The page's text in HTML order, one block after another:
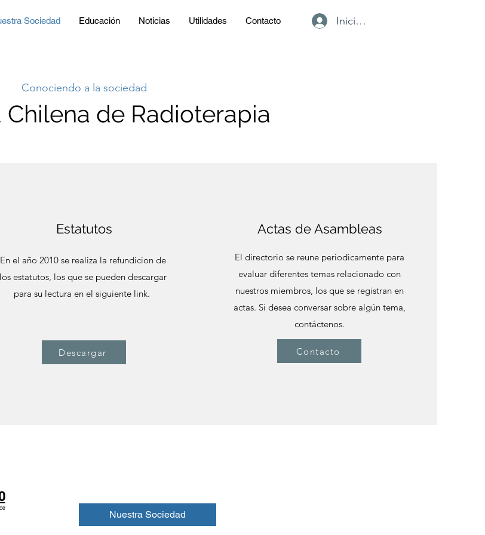
Sociedad Educación Noticias Utilidades Contacto Iniciar sesión
Conociendo a la sociedad
de Radioterapia
Estatutos
En el año 2010 se realiza la refundicion de
los estatutos, los que se pueden descargar
para su lectura en el siguiente link.
Descargar
Actas de Asambleas
El directorio se reune periodicamente para
evaluar diferentes temas relacionado con
nuestros miembros, los que se registran en
actas. Si desea conversar sobre algún tema,
contáctenos.
Contacto
Nuestra Sociedad